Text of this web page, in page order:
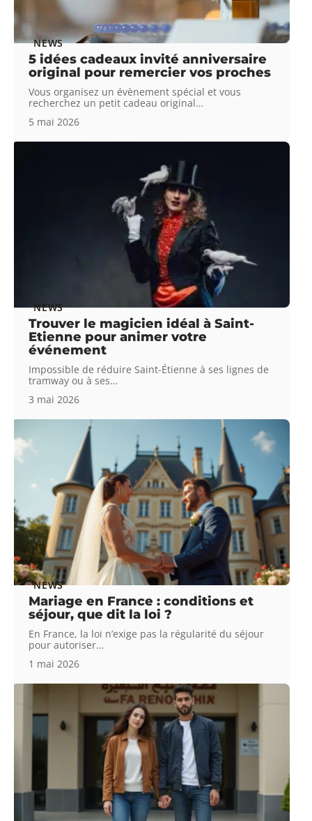
NEWS
5 idées cadeaux invité anniversaire
original pour remercier vos proches
Vous organisez un évènement spécial et vous
recherchez un petit cadeau original…
5 mai 2026
NEWS
Trouver le magicien idéal à Saint-
Etienne pour animer votre
événement
Impossible de réduire Saint-Étienne à ses lignes de
tramway ou à ses…
3 mai 2026
NEWS
Mariage en France : conditions et
séjour, que dit la loi ?
En France, la loi n’exige pas la régularité du séjour
pour autoriser…
1 mai 2026